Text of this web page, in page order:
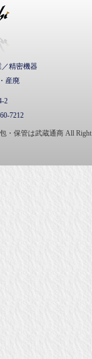
精密機器
産廃
2
7212
・保管は武蔵通商 All Right